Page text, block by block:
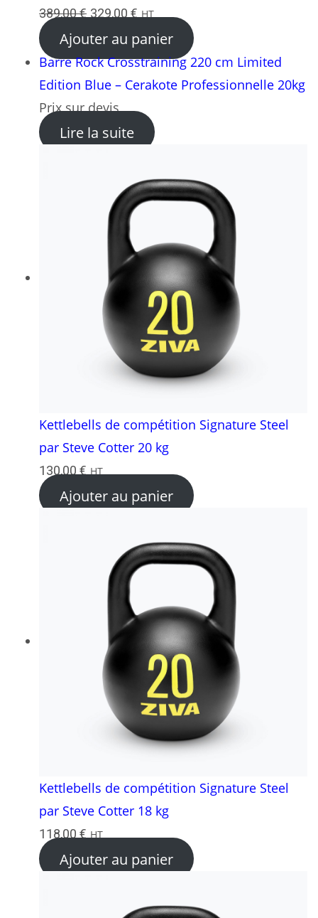
389,00€ Le
prix
initial
était :
389,00 €.
329,00 € Le
prix
actuel
est :
HT
Ajouter au panier
Barre Rock Crosstraining 220 cm Limited
Edition Blue – Cerakote Professionnelle 20kg
Prix sur devis
Lire la suite: Barre Rock Crosstraining
Kettlebells de compétition Signature Steel
par Steve Cotter 20 kg
130,00 € HT
Ajouter au panier
Kettlebells de compétition Signature Steel
par Steve Cotter 18 kg
118,00 € HT
Ajouter au panier